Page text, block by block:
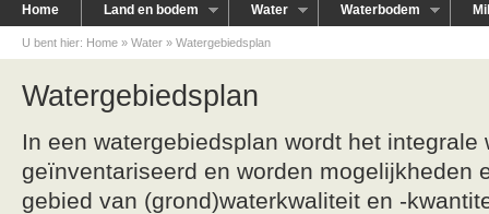
Home Land en bodem Water Waterbodem
U bent hier: Home » Water » Watergebiedsplan
Watergebiedsplan
In een watergebiedsplan wordt het integrale
geïnventariseerd en worden mogelijkheden
gebied van (grond)waterkwaliteit en -